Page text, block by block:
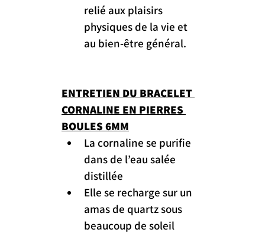
relié aux plaisirs
physiques de la vie et
au bien-être général.
ENTRETIEN DU BRACELET
CORNALINE EN PIERRES
BOULES 6MM
La cornaline se purifie
dans de l’eau salée
distillée
Elle se recharge sur un
amas de quartz sous
beaucoup de soleil